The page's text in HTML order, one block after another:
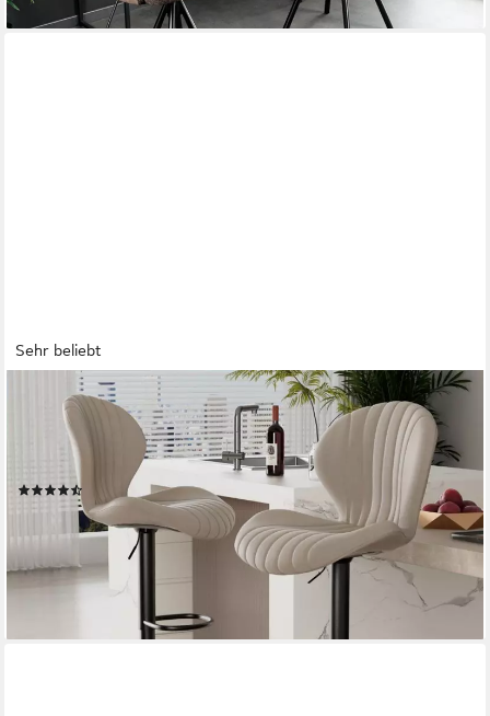
Sehr beliebt
HAWTHYHOME
Barhocker Drehhocker, Höhenverstellbare Barstühle mit
Rückenlehne (2 St., 2er Set), 360°Drehbar, mit Fußstütze und
Fabric-Bezug
82,99 € UVP184,99 €
(41,50 €/ 1 Stk)
lieferbar - in 3-4 Werktagen bei dir